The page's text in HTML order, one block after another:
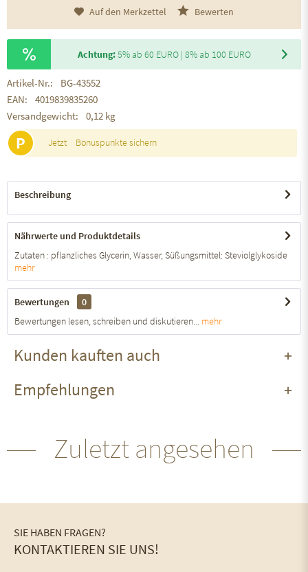
Auf den Merkzettel Bewerten
Achtung:5% ab 60 EURO | 8% ab 100 EURO
Artikel-Nr.:
BG-43552
EAN:
4019839835260
Versandgewicht:
0,12 kg
P Jetzt Bonuspunkte sichern
Beschreibung
Nährwerte und Produktdetails
Zutaten : pflanzliches Glycerin, Wasser, Süßungsmittel: Steviolglykoside
mehr
Bewertungen
0
Bewertungen lesen, schreiben und diskutieren... mehr
Kunden kauften auch
Empfehlungen
Zuletzt angesehen
SIE HABEN FRAGEN?
KONTAKTIEREN SIE UNS!